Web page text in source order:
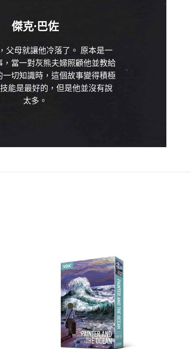
傑克·巴佐
父母就讓他冷落了。 原本是一
，當一對灰熊夫婦照顧他並教給
一切知識時，這個故事變得積極
能是最好的，但是他並沒有說
太多。